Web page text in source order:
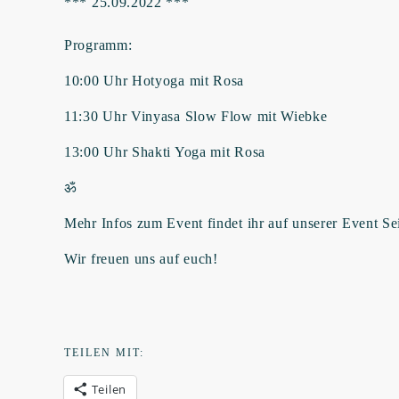
Programm:
10:00 Uhr Hotyoga mit Rosa
11:30 Uhr Vinyasa Slow Flow mit Wiebke
13:00 Uhr Shakti Yoga mit Rosa
ॐ
Mehr Infos zum Event findet ihr auf unserer Event
Wir freuen uns auf euch!
TEILEN MIT:
Teilen